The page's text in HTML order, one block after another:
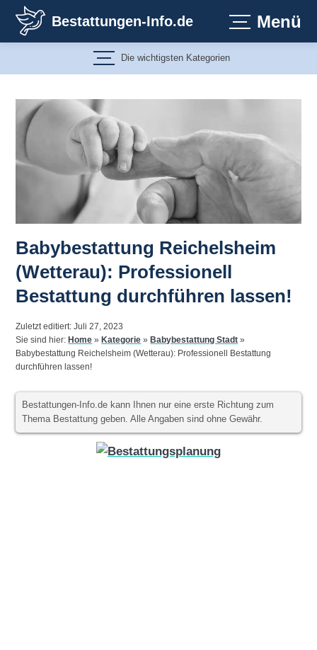
Inhalt
springen
Bestattungen-Info.de Menü
Die wichtigsten Kategorien
Babybestattung Reichelsheim
(Wetterau): Professionell
Bestattung durchführen lassen!
Zuletzt editiert: Juli 27, 2023
Sie sind hier:Home »Kategorie »Babybestattung Stadt »
Babybestattung Reichelsheim (Wetterau): Professionell Bestattung
durchführen lassen!
Bestattungen-Info.de kann Ihnen nur eine erste Richtung zum
Thema Bestattung geben. Alle Angaben sind ohne Gewähr.